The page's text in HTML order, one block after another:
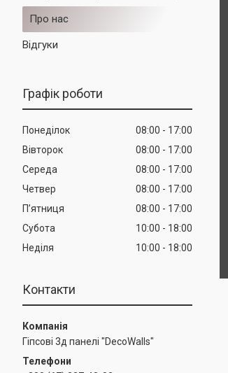
Про нас
Відгуки
Графік роботи
Понеділок 08:00
17:00
Вівторок
08:00
17:00
Середа
08:00
17:00
Четвер
08:00
17:00
Пʼятниця
08:00
17:00
Субота
10:00
18:00
Неділя
10:00 18:00
Контакти
Гіпсові 3д панелі "DecoWalls"